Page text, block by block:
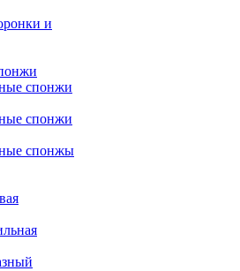
и
спонжи
спонжи
спонжы